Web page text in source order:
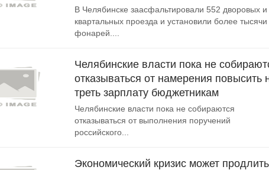
В Челябинске заасфальтировали 552 дворовых и
квартальных проезда и установили более тысячи
фонарей....
Челябинские власти пока не
отказываться от намерения повысить
треть зарплату бюджетникам
Челябинские власти пока не собираются
отказываться от выполнения поручений
российского...
Экономический кризис может